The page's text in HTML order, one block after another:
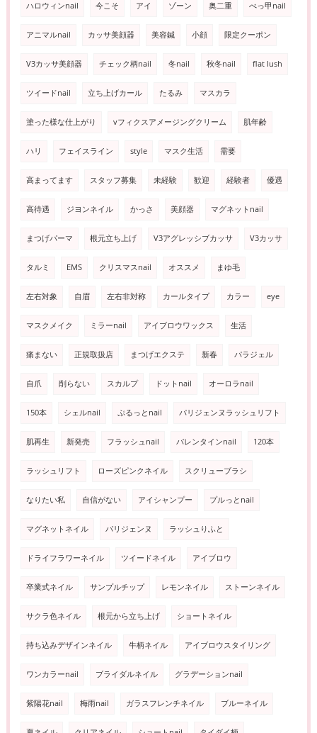
ハロウィンnail 今こそ アイ ゾーン 奥二重 べっ甲nail
アニマルnail カッサ美顔器 美容鍼 小顔 限定クーポン
V3カッサ美顔器 チェック柄nail 冬nail 秋冬nail flat lush
ツイードnail 立ち上げカール たるみ マスカラ
塗った様な仕上がり vフィクスアメージングクリーム 肌年齢
ハリ フェイスライン style マスク生活 需要
高まってます スタッフ募集 未経験 歓迎 経験者 優遇
高待遇 ジヨンネイル かっさ 美顔器 マグネットnail
まつげパーマ 根元立ち上げ V3アグレッシブカッサ V3カッサ
タルミ EMS クリスマスnail オススメ まゆ毛
左右対象 自眉 左右非対称 カールタイプ カラー eye
マスクメイク ミラーnail アイブロウワックス 生活
痛まない 正規取扱店 まつげエクステ 新春 パラジェル
自爪 削らない スカルプ ドットnail オーロラnail
150本 シェルnail ぷるっとnail パリジェンヌラッシュリフト
肌再生 新発売 フラッシュnail バレンタインnail 120本
ラッシュリフト ローズピンクネイル スクリューブラシ
なりたい私 自信がない アイシャンプー プルっとnail
マグネットネイル パリジェンヌ ラッシュりふと
ドライフラワーネイル ツイードネイル アイブロウ
卒業式ネイル サンプルチップ レモンネイル ストーンネイル
サクラ色ネイル 根元から立ち上げ ショートネイル
持ち込みデザインネイル 牛柄ネイル アイブロウスタイリング
ワンカラーnail ブライダルネイル グラデーションnail
紫陽花nail 梅雨nail ガラスフレンチネイル ブルーネイル